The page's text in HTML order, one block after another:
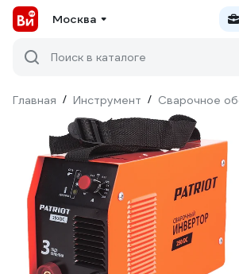
Москва
Поиск в каталоге
Главная / Инструмент / Сварочное